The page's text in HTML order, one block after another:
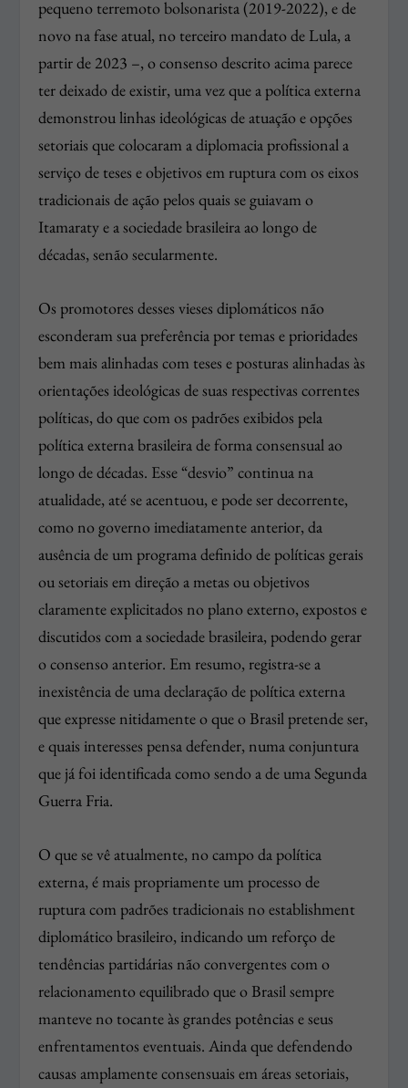
pequeno terremoto bolsonarista (2019-2022), e de
novo na fase atual, no terceiro mandato de Lula, a
partir de 2023 –, o consenso descrito acima parece
ter deixado de existir, uma vez que a política externa
demonstrou linhas ideológicas de atuação e opções
setoriais que colocaram a diplomacia profissional a
serviço de teses e objetivos em ruptura com os eixos
tradicionais de ação pelos quais se guiavam o
Itamaraty e a sociedade brasileira ao longo de
décadas, senão secularmente.
Os promotores desses vieses diplomáticos não
esconderam sua preferência por temas e prioridades
bem mais alinhadas com teses e posturas alinhadas às
orientações ideológicas de suas respectivas correntes
políticas, do que com os padrões exibidos pela
política externa brasileira de forma consensual ao
longo de décadas. Esse “desvio” continua na
atualidade, até se acentuou, e pode ser decorrente,
como no governo imediatamente anterior, da
ausência de um programa definido de políticas gerais
ou setoriais em direção a metas ou objetivos
claramente explicitados no plano externo, expostos e
discutidos com a sociedade brasileira, podendo gerar
o consenso anterior. Em resumo, registra-se a
inexistência de uma declaração de política externa
que expresse nitidamente o que o Brasil pretende ser,
e quais interesses pensa defender, numa conjuntura
que já foi identificada como sendo a de uma Segunda
Guerra Fria.
O que se vê atualmente, no campo da política
externa, é mais propriamente um processo de
ruptura com padrões tradicionais no establishment
diplomático brasileiro, indicando um reforço de
tendências partidárias não convergentes com o
relacionamento equilibrado que o Brasil sempre
manteve no tocante às grandes potências e seus
enfrentamentos eventuais. Ainda que defendendo
causas amplamente consensuais em áreas setoriais,